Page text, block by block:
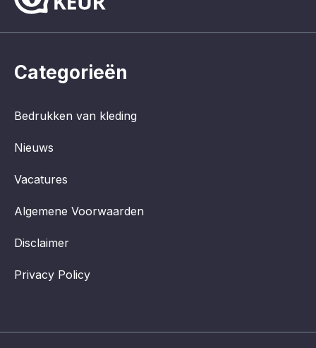
Categorieën
Bedrukken van kleding
Nieuws
Vacatures
Algemene Voorwaarden
Disclaimer
Privacy Policy